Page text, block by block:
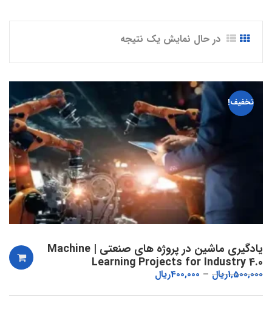
در حال نمایش یک نتیجه
تخفیف!
یادگیری ماشین در پروژه های صنعتی | Machine
Learning Projects for Industry 4.0
1,500,000ریال 400,000ریال